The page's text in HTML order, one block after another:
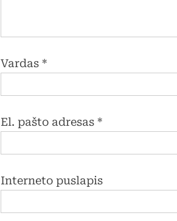
Vardas *
El. pašto adresas *
Interneto puslapis